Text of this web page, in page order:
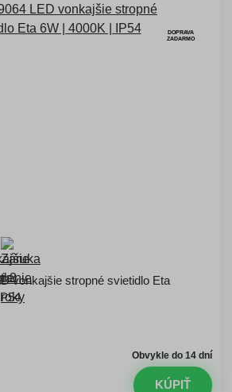
DOPRAVA
ZADARMO
vonkajšie stropné svietidlo Eta
Obvykle do 14 dní
KÚPIŤ